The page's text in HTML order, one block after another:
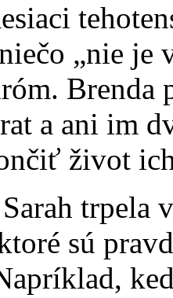
„nie je
Brenda
a ani im
život
sú